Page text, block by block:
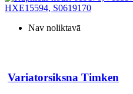
Nav noliktavā
Variatorsiksna Timken